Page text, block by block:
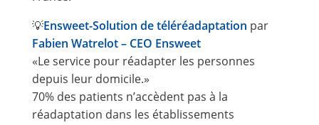
💡Ensweet-Solution de téléréadaptation par
Fabien Watrelot – CEO Ensweet
«Le service pour réadapter les personnes
depuis leur domicile.»
70% des patients n’accèdent pas à la
réadaptation dans les établissements